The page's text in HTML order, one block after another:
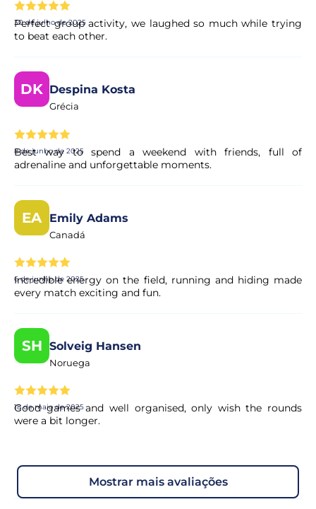
30 de julho de 2025
Perfect group activity, we laughed so much while trying
to beat each other.
DK Despina Kosta
Grécia
8 de junho de 2025
Best way to spend a weekend with friends, full of
adrenaline and unforgettable moments.
EA Emily Adams
Canadá
6 de junho de 2025
Incredible energy on the field, running and hiding made
every match exciting and fun.
SH Solveig Hansen
Noruega
18 de maio de 2025
Good games and well organised, only wish the rounds
were a bit longer.
mostrar mais avaliações